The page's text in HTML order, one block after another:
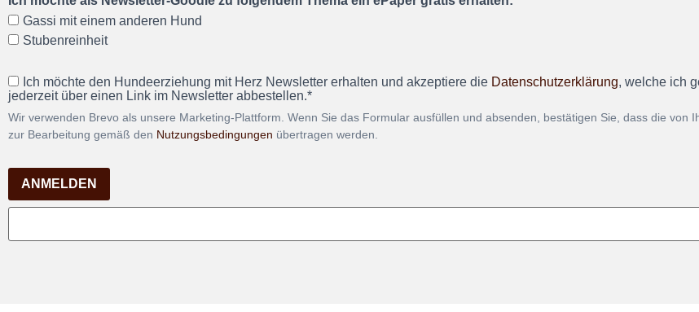
Gassi mit einem anderen Hund
Stubenreinheit
Ich möchte den Hundeerziehung mit Herz Newsletter erhalten und akzeptiere die Datenschutzerklärung, welche ich
jederzeit über einen Link im Newsletter abbestellen.*
Wir verwenden Brevo als unsere Marketing-Plattform. Wenn Sie das Formular ausfüllen und absenden, bestätigen Sie, dass die von
zur Bearbeitung gemäß den Nutzungsbedingungen übertragen werden.
ANMELDEN